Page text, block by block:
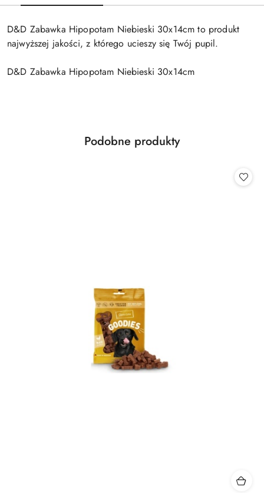
D&D Zabawka Hipopotam Niebieski 30x14cm to produkt
najwyższej jakości, z którego ucieszy się Twój pupil.
D&D Zabawka Hipopotam Niebieski 30x14cm
Pomiń karuzelę produktów
Produkty
Podobne produkty